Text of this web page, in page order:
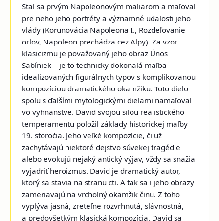
Stal sa prvým Napoleonovým maliarom a maľoval
pre neho jeho portréty a významné udalosti jeho
vlády (Korunovácia Napoleona I., Rozdeľovanie
orlov, Napoleon prechádza cez Alpy). Za vzor
klasicizmu je považovaný jeho obraz Únos
Sabíniek – je to technicky dokonalá maľba
idealizovaných figurálnych typov s komplikovanou
kompozíciou dramatického okamžiku. Toto dielo
spolu s ďalšími mytologickými dielami namaľoval
vo vyhnanstve. David svojou silou realistického
temperamentu položil základy historickej maľby
19. storočia. Jeho veľké kompozície, či už
zachytávajú niektoré dejstvo súvekej tragédie
alebo evokujú nejaký antický výjav, vždy sa snažia
vyjadriť heroizmus. David je dramatický autor,
ktorý sa stavia na stranu cti. A tak sa i jeho obrazy
zameriavajú na vrcholný okamžik činu. Z toho
vyplýva jasná, zreteľne rozvrhnutá, slávnostná,
a predovšetkým klasická kompozícia. David sa